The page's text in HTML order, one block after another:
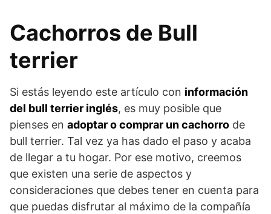
Cachorros de Bull
terrier
Si estás leyendo este artículo con información
del bull terrier inglés, es muy posible que
pienses en adoptar o comprar un cachorro de
bull terrier. Tal vez ya has dado el paso y acaba
de llegar a tu hogar. Por ese motivo, creemos
que existen una serie de aspectos y
consideraciones que debes tener en cuenta para
que puedas disfrutar al máximo de la compañía